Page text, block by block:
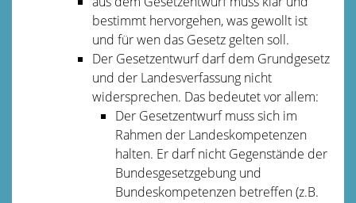
bestimmt hervorgehen, was gewollt ist
und für wen das Gesetz gelten soll.
Der Gesetzentwurf darf dem Grundgesetz
und der Landesverfassung nicht
widersprechen. Das bedeutet vor allem:
Der Gesetzentwurf muss sich im
Rahmen der Landeskompetenzen
halten. Er darf nicht Gegenstände der
Bundesgesetzgebung und
Bundeskompetenzen betreffen (z.B.